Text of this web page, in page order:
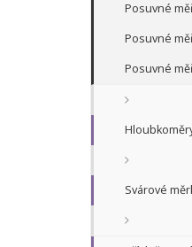
Posuvné
Posuvné
Posuvné
Svárové